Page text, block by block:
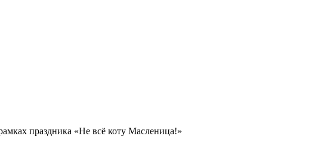
праздника «Не всё коту Масленица!»